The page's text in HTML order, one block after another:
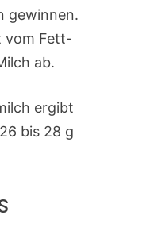
gewinnen.
vom Fett-
ab.
ergibt
bis 28 g